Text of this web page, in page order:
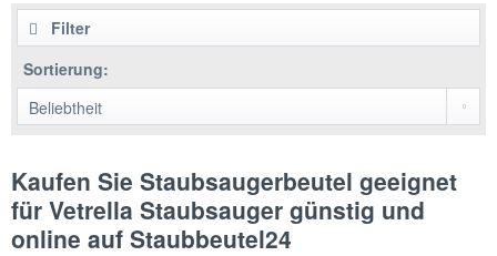
Filter
Sortierung:
Kaufen Sie Staubsaugerbeutel geeignet
für Vetrella Staubsauger günstig und
online auf Staubbeutel24